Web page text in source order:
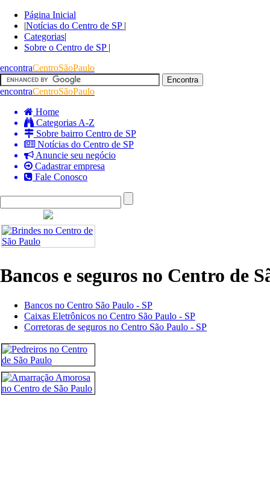
Página Inicial
|Notícias do Centro de SP |
Categorias|
Sobre o Centro de SP |
encontraCentroSãoPaulo
encontraCentroSãoPaulo
Home
Categorias A-Z
Sobre bairro Centro de SP
Notícias do Centro de SP
Anuncie seu negócio
Cadastrar empresa
Fale Conosco
Bancos e seguros no Centro de
Bancos no Centro São Paulo - SP
Caixas Eletrônicos no Centro São Paulo - SP
Corretoras de seguros no Centro São Paulo - SP